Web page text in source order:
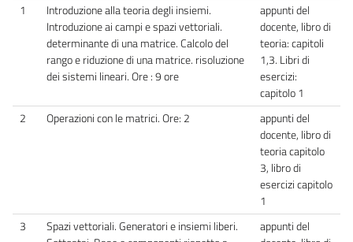
1
Introduzione alla teoria degli insiemi.
Introduzione ai campi e spazi vettoriali.
determinante di una matrice. Calcolo del
rango e riduzione di una matrice. risoluzione
dei sistemi lineari. Ore : 9 ore
appunti del
docente, libro di
teoria: capitoli
1,3. Libri di
esercizi:
capitolo 1
2
Operazioni con le matrici. Ore: 2
appunti del
docente, libro di
teoria capitolo
3, libro di
esercizi capitolo
1
3
Spazi vettoriali. Generatori e insiemi liberi.
appunti del